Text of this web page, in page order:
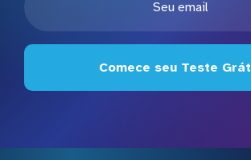
Comece seu Teste